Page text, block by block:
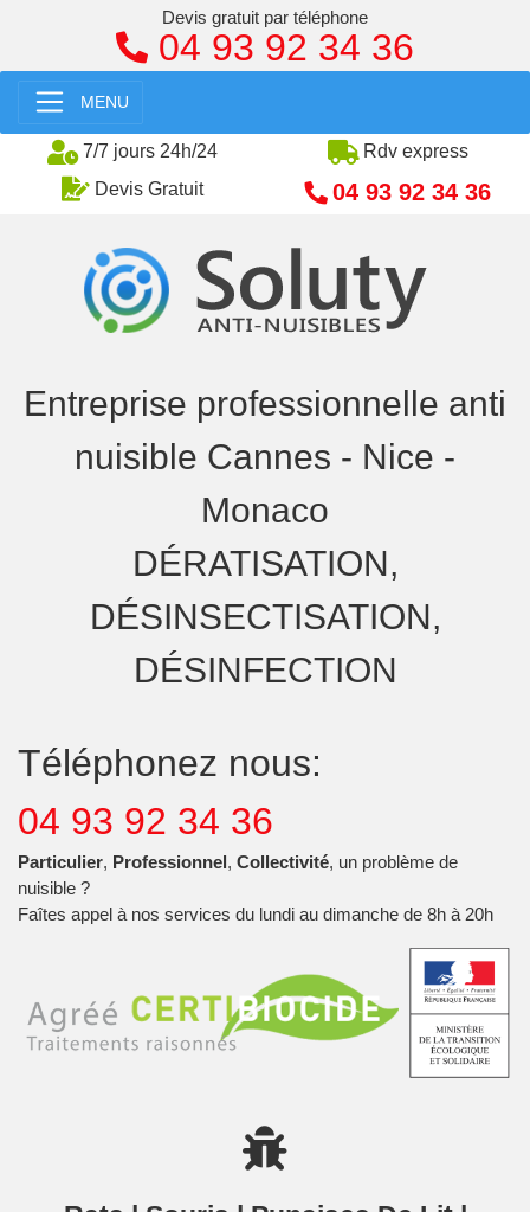
MENU
7/7 jours 24h/24
Rdv express
Devis Gratuit
04 93 92 34 36
Entreprise professionnelle anti
nuisible Cannes - Nice -
Monaco
DÉRATISATION,
DÉSINSECTISATION,
DÉSINFECTION
Téléphonez nous:
04 93 92 34 36
Particulier, Professionnel, Collectivité, un problème de
nuisible ?
Faîtes appel à nos services du lundi au dimanche de 8h à 20h
Devis gratuit par téléphone
04 93 92 34 36